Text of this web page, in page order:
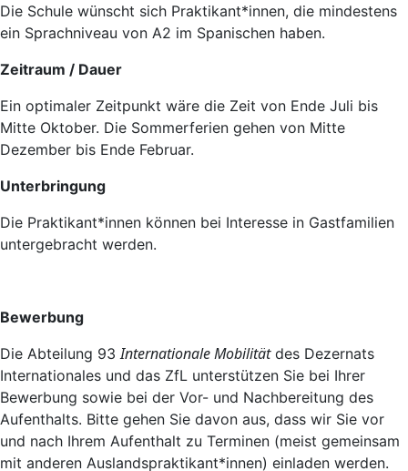
Die Schule wünscht sich Praktikant*innen, die mindestens
ein Sprachniveau von A2 im Spanischen haben.
Zeitraum / Dauer
Ein optimaler Zeitpunkt wäre die Zeit von Ende Juli bis
Mitte Oktober. Die Sommerferien gehen von Mitte
Dezember bis Ende Februar.
Unterbringung
Die Praktikant*innen können bei Interesse in Gastfamilien
untergebracht werden.
Bewerbung
Die Abteilung 93 Internationale Mobilitätdes Dezernats
Internationales und das ZfL unterstützen Sie bei Ihrer
Bewerbung sowie bei der Vor- und Nachbereitung des
Aufenthalts. Bitte gehen Sie davon aus, dass wir Sie vor
und nach Ihrem Aufenthalt zu Terminen (meist gemeinsam
mit anderen Auslandspraktikant*innen) einladen werden.